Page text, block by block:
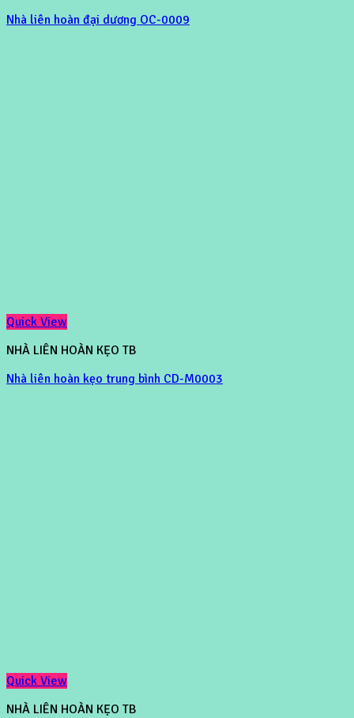
Nhà liên hoàn đại dương OC-0009
Quick View
NHÀ LIÊN HOÀN KẸO TB
Nhà liên hoàn kẹo trung bình CD-M0003
Quick View
NHÀ LIÊN HOÀN KẸO TB